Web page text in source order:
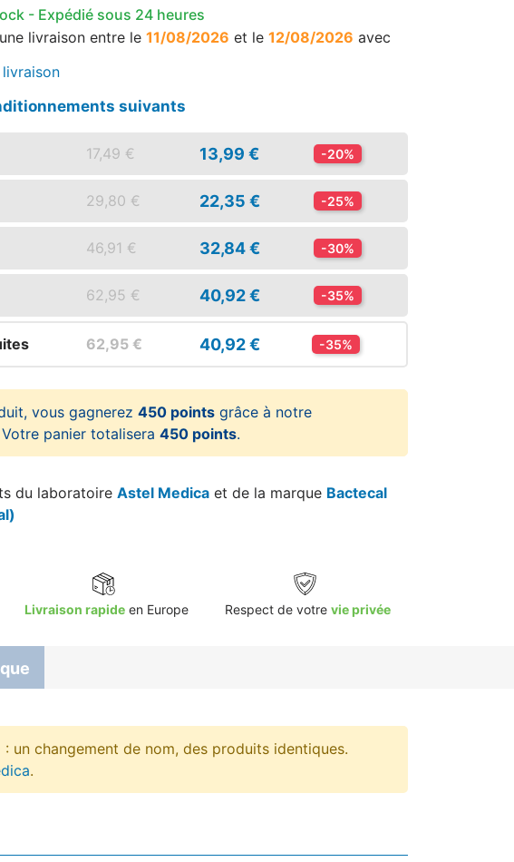
- Expédié sous 24 heures
livraison entre le 11/08/2026 et le 12/08/2026 avec
suivants
17,49 € 13,99 € -20%
29,80 € 22,35 € -25%
46,91 € 32,84 € -30%
62,95 € 40,92 € -35%
62,95 € 40,92 € -35%
vous gagnerez 450 pointsgrâce à notre
panier totalisera 450 points.
du laboratoire Astel Medicaet de la marque Bactecal
Livraison rapideen Europe Respect de votre vie privée
: un changement de nom, des produits identiques.
.